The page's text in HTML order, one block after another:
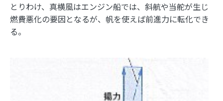
とりわけ、真横風はエンジン船では、斜航や当舵が生じ
燃費悪化の要因となるが、帆を使えば前進力に転化でき
る。